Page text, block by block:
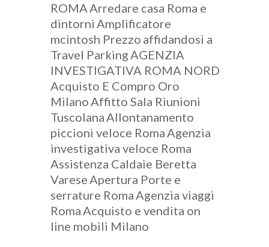
ROMAArredare casa Roma e
dintorni Amplificatore
mcintosh Prezzo affidandosi a
Travel ParkingAGENZIA
INVESTIGATIVA ROMA NORD
Acquisto E Compro Oro
MilanoAffitto Sala Riunioni
TuscolanaAllontanamento
piccioni veloce RomaAgenzia
investigativa veloce Roma
Assistenza Caldaie Beretta
VareseApertura Porte e
serrature RomaAgenzia viaggi
RomaAcquisto e vendita on
line mobili Milano